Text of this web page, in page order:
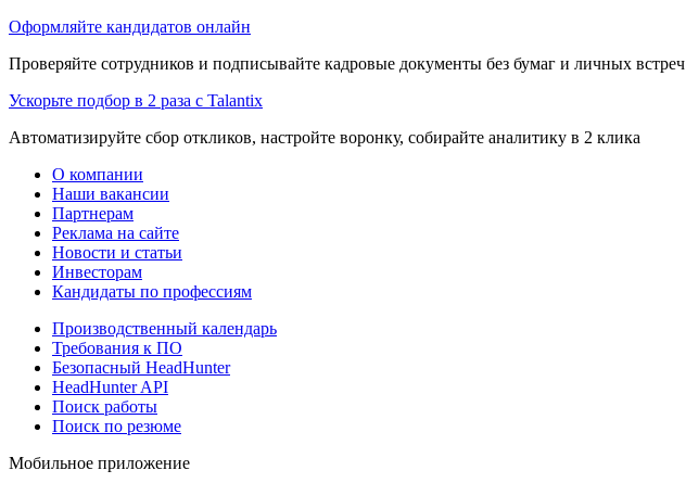
Оформляйте кандидатов онлайн
Проверяйте сотрудников и подписывайте кадровые документы без бумаг и личных встреч
Ускорьте подбор в 2 раза с Talantix
Автоматизируйте сбор откликов, настройте воронку, собирайте аналитику в 2 клика
О компании
Наши вакансии
Партнерам
Реклама на сайте
Новости и статьи
Инвесторам
Кандидаты по профессиям
Производственный календарь
Требования к ПО
Безопасный HeadHunter
HeadHunter API
Поиск работы
Поиск по резюме
Мобильное приложение